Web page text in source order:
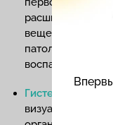
расширенной
вещества,
патологические
воспаления.
визуализации,